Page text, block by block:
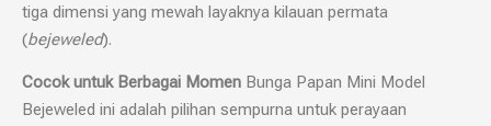
tiga dimensi yang mewah layaknya kilauan permata
(bejeweled).
Cocok untuk Berbagai Momen Bunga Papan Mini Model
Bejeweled ini adalah pilihan sempurna untuk perayaan